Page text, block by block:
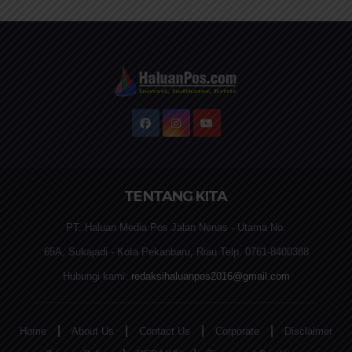
TENTANG KITA
PT. Haluan Media Pos Jalan Nenas - Utama No.
65A, Sukajadi - Kota Pekanbaru, Riau Telp. 0761-8400388
Hubungi kami: redaksihaluanpos2016@gmail.com
Home About Us Contact Us Corporate
Disclaimer